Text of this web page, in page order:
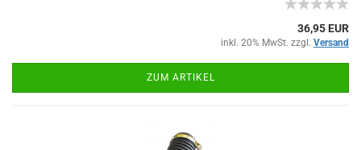
36,95 EUR
inkl. 20% MwSt. zzgl. Versand
ZUM ARTIKEL